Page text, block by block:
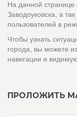
На данной странице
Заводоуковска, а
пользователей в
Чтобы узнать
города, вы можете
навигации и
ПРОЛОЖИТЬ